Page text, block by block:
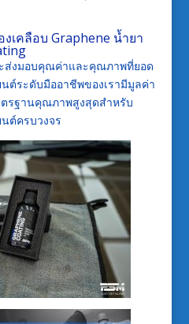
งเคลือบ Graphene น้ำยา
ะส่งมอบคุณค่าและคุณภาพที่ยอด
ต์ระดับมืออาชีพของเรามีมูลค่า
รฐานคุณภาพสูงสุดสำหรับ
ต์ครบวงจร